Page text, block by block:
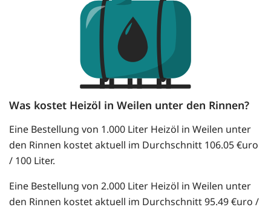
Was kostet Heizöl in Weilen unter den Rinnen?
Eine Bestellung von 1.000 Liter Heizöl in Weilen unter
den Rinnen kostet aktuell im Durchschnitt 106.05 €uro
/ 100 Liter.
Eine Bestellung von 2.000 Liter Heizöl in Weilen unter
den Rinnen kostet aktuell im Durchschnitt 95.49 €uro /